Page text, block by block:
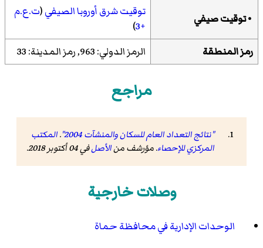
•توقيت صيفي توقيت شرق أوروبا الصيفي(ت.ع.م
+3
)
رمز المنطقة
الرمز الدولي: 963, رمز المدينة: 33
مراجع
"نتائج التعداد العام للسكان والمنشآت 2004" .المكتب
المركزي للإحصاء. مؤرشف منالأصلفي 04 أكتوبر 2018 .
وصلات خارجية
الوحدات الإدارية في محافظة حماة